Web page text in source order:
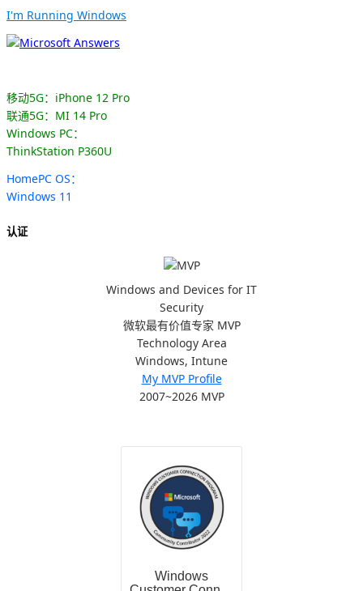
I'm Running Windows
移动5G：iPhone 12 Pro
联通5G：MI 14 Pro
Windows PC：
ThinkStation P360U
HomePC OS：
Windows 11
认证
Windows and Devices for IT
Security
微软最有价值专家 MVP
Technology Area
Windows, Intune
My MVP Profile
2007~2026 MVP